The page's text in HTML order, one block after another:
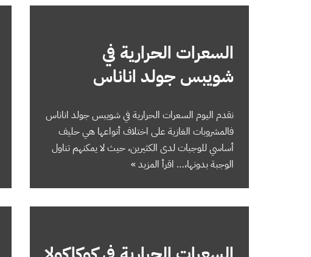
السعرات الحرارية في
شويبس جولد اناناس
نقدم اليوم السعرات الحرارية في شويبس جولد اناناس
فالمشروبات الغازية على اختلاف أنواعها هي حليف
أساسي للوجبات لدى الكثيرين، حيث لا يمكنهم تناول
الوجبة بدونها،… اقرأ المزيد »